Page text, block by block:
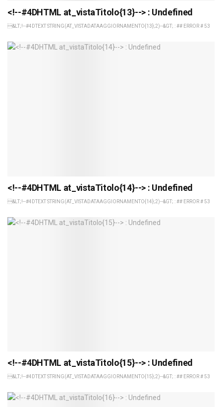
<!--#4DHTML at_vistaTitolo{13}--> : Undefined
&LT;!--#4DTEXT STRING(AT_VISTADATAAGGIORNAMENTO{13};2)--&GT; : ## ERROR # 53
<!--#4DHTML at_vistaTitolo{14}--> : Undefined
&LT;!--#4DTEXT STRING(AT_VISTADATAAGGIORNAMENTO{14};2)--&GT; : ## ERROR # 53
<!--#4DHTML at_vistaTitolo{15}--> : Undefined
&LT;!--#4DTEXT STRING(AT_VISTADATAAGGIORNAMENTO{15};2)--&GT; : ## ERROR # 53